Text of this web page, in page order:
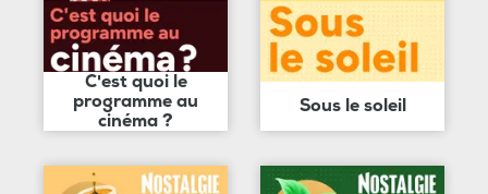
C'est quoi le
programme au
cinéma ?
Sous le soleil